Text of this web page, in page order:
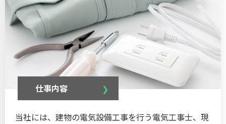
仕事内容
当社には、建物の電気設備工事を行う電気工事士、現